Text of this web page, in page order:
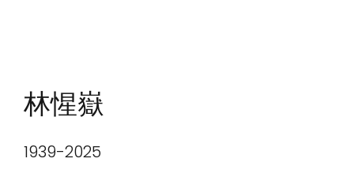
林惺嶽
1939-2025